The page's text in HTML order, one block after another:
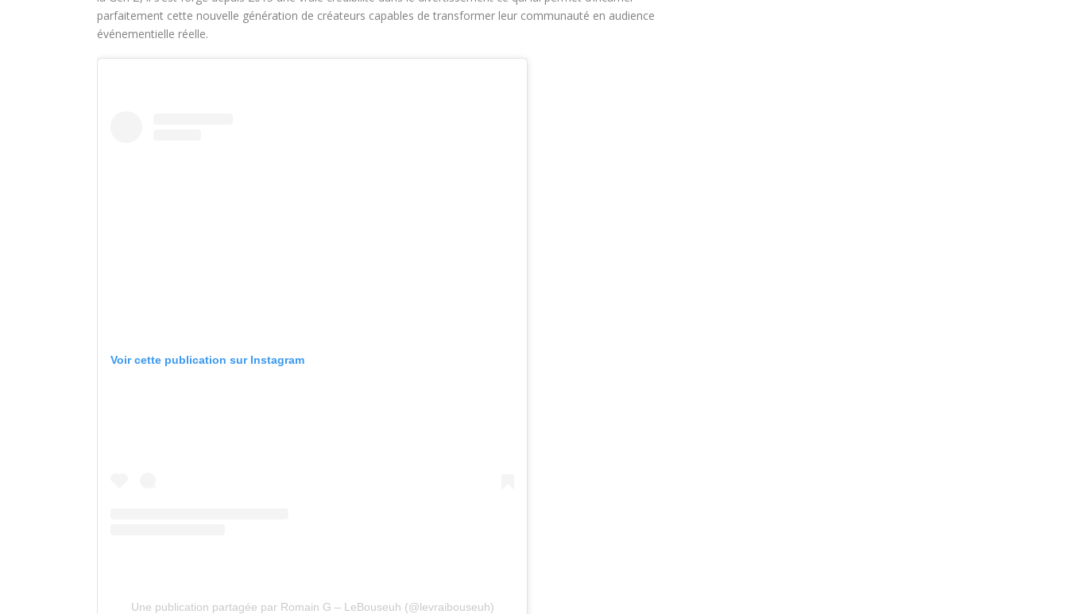
parfaitement cette nouvelle génération de créateurs capables de transformer leur communauté en audience
événementielle réelle.
Voir cette publication sur Instagram
Une publication partagée par Romain G – LeBouseuh (@levraibouseuh)